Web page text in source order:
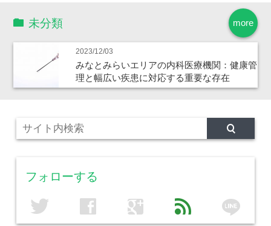
more
未分類
2023/12/03
みなとみらいエリアの内科医療機関：健康管
理と幅広い疾患に対応する重要な存在
フォローする
twitter facebook google feed line